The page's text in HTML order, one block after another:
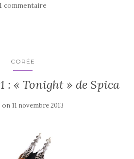
1 commentaire
CORÉE
: « Tonight » de Spica
on 11 novembre 2013